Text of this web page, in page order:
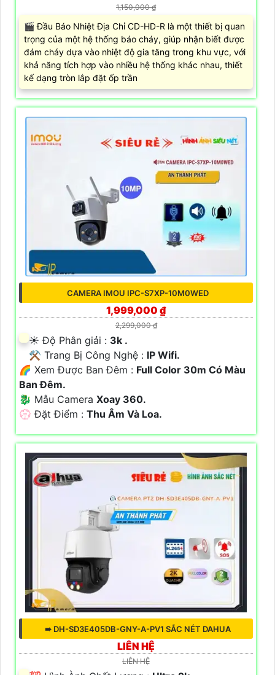
1,150,000 ₫
🎬 Đầu Báo Nhiệt Địa Chỉ CD-HD-R là một thiết bị quan
trọng của một hệ thống báo cháy, giúp nhận biết được
đám cháy dựa vào nhiệt độ gia tăng trong khu vực, với
khả năng tích hợp vào nhiều hệ thống khác nhau, thiết
kế dạng tròn lắp đặt ốp trần
CAMERA IMOU IPC-S7XP-10M0WED
1,999,000 ₫
2,299,000 ₫
☀️ Độ Phân giải : 3k .
⚒ Trang Bị Công Nghệ : IP Wifi.
🌈 Xem Được Ban Đêm : Full Color 30m Có Màu
Ban Ðêm.
🐉️ Mẫu Camera Xoay 360.
️💮 Đặt Điểm : Thu Âm Và Loa.
➠ DH-SD3E405DB-GNY-A-PV1 SẮC NÉT DAHUA
LIÊN HỆ
LIÊN HỆ